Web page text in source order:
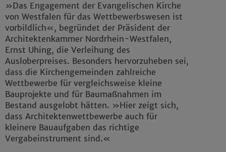
»Das Engagement der Evangelischen Kirche
von Westfalen für das Wettbewerbswesen ist
vorbildlich«, begründet der Präsident der
Architektenkammer Nordrhein-Westfalen,
Ernst Uhing, die Verleihung des
Ausloberpreises. Besonders hervorzuheben sei,
dass die Kirchengemeinden zahlreiche
Wettbewerbe für vergleichsweise kleine
Bauprojekte und für Baumaßnahmen im
Bestand ausgelobt hätten. »Hier zeigt sich,
dass Architektenwettbewerbe auch für
kleinere Bauaufgaben das richtige
Vergabeinstrument sind.«